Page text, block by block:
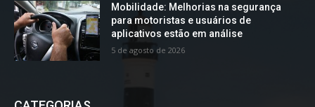
Mobilidade: Melhorias na segurança
para motoristas e usuários de
aplicativos estão em análise
5 de agosto de 2026